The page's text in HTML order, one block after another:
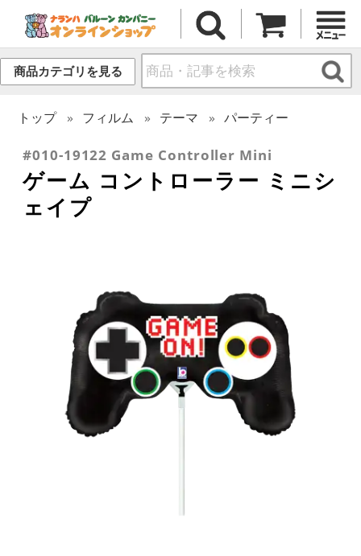
商品カテゴリを見る
トップ フィルム テーマ パーティー
#010-19122 Game Controller Mini
ゲーム コントローラー ミニシ
ェイプ